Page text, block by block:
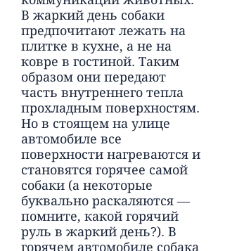
В жаркий день собаки
предпочитают лежать на
плитке в кухне, а не на
ковре в гостиной. Таким
образом они передают
часть внутреннего тепла
прохладным поверхностям.
Но в стоящем на улице
автомобиле все
поверхности нагреваются и
становятся горячее самой
собаки (а некоторые
буквально раскаляются —
помните, какой горячий
руль в жаркий день?). В
горячем автомобиле собака